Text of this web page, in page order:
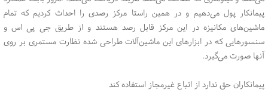
پیمانکار پول می‌دهیم و در همین راستا مرکز رصدی را احداث کردیم که تمام
ماشین‌های مکانیزه در این مرکز قابل رصد هستند و از طریق جی پی اس و
سنسورهایی که در ابزارهای این ماشین‌آلات طراحی شده نظارت مستمری بر روی
آنها صورت می‌گیرد.
پیمانکاران حق ندارد از اتباع غیرمجاز استفاده کند